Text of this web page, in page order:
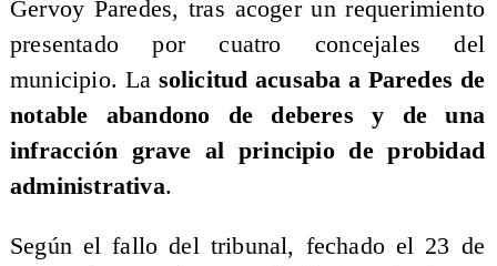
Gervoy Paredes, tras acoger un requerimiento
presentado por cuatro concejales del
municipio. Lasolicitud acusaba a Paredes de
notable abandono de deberes y de una
infracción grave al principio de probidad
administrativa.
Según el fallo del tribunal, fechado el 23 de